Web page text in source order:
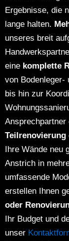
Ergebnisse, die
lange halten.
unseres breit
eine komplette
von Bodenleger-
bis hin zur
Ihre Wände neu
Anstrich in
umfassende
erstellen Ihnen
oder
Ihr Budget und
unser